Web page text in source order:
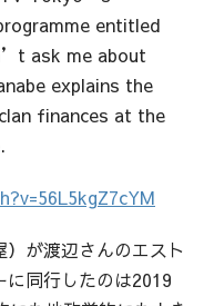
entitled
ask me about
explains the
finances at the
が渡辺さんのエスト
同行したのは2019